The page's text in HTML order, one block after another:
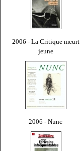
2006 - La Critique meurt
jeune
2006 - Nunc